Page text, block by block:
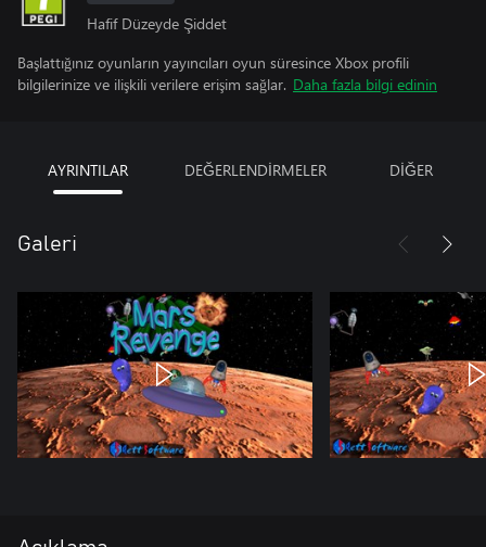
Hafif Düzeyde Şiddet
Başlattığınız oyunların yayıncıları oyun süresince Xbox profili
bilgilerinize ve ilişkili verilere erişim sağlar. Daha fazla bilgi edinin
AYRINTILAR DEĞERLENDİRMELER DİĞER
Galeri